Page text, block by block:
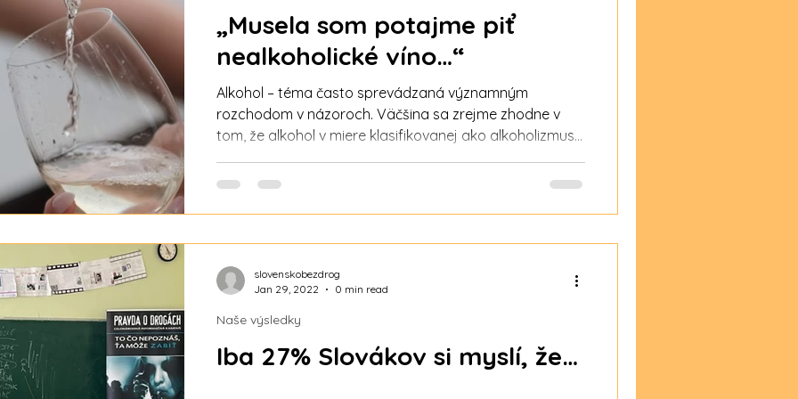
„Musela som potajme piť
nealkoholické víno…“
Alkohol – téma často sprevádzaná významným
rozchodom v názoroch. Väčšina sa zrejme zhodne v
tom, že alkohol v miere klasifikovanej ako alkoholizmus
VLASNTE ALKOHOL? Povedzme si v krátkosti, čo vlastne
znamená, že spomaľuje životné funkcie, čo sa prejavuje
zlou artikuláciou, nestabilnými pohybmi, narušeným
vnímaním a neschopnosťou rýchlo reagovať. Ľudia pod
vplyvo
Iba 27% Slovákov si myslí, že…
Naše výsledky
slovenskobezdrog
Jan 29, 2022
0 min read